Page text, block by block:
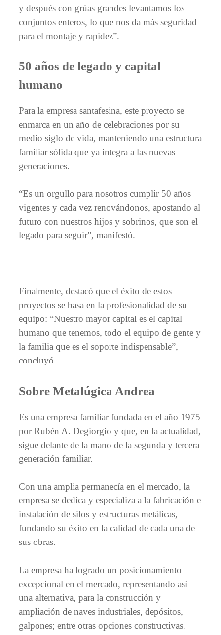
y después con grúas grandes levantamos los
conjuntos enteros, lo que nos da más seguridad
para el montaje y rapidez”.
50 años de legado y capital
humano
Para la empresa santafesina, este proyecto se
enmarca en un año de celebraciones por su
medio siglo de vida, manteniendo una estructura
familiar sólida que ya integra a las nuevas
generaciones.
“Es un orgullo para nosotros cumplir 50 años
vigentes y cada vez renovándonos, apostando al
futuro con nuestros hijos y sobrinos, que son el
legado para seguir”, manifestó.
Finalmente, destacó que el éxito de estos
proyectos se basa en la profesionalidad de su
equipo: “Nuestro mayor capital es el capital
humano que tenemos, todo el equipo de gente y
la familia que es el soporte indispensable”,
concluyó.
Sobre Metalúgica Andrea
Es una empresa familiar fundada en el año 1975
por Rubén A. Degiorgio y que, en la actualidad,
sigue delante de la mano de la segunda y tercera
generación familiar.
Con una amplia permanecía en el mercado, la
empresa se dedica y especializa a la fabricación e
instalación de silos y estructuras metálicas,
fundando su éxito en la calidad de cada una de
sus obras.
La empresa ha logrado un posicionamiento
excepcional en el mercado, representando así
una alternativa, para la construcción y
ampliación de naves industriales, depósitos,
galpones; entre otras opciones constructivas.